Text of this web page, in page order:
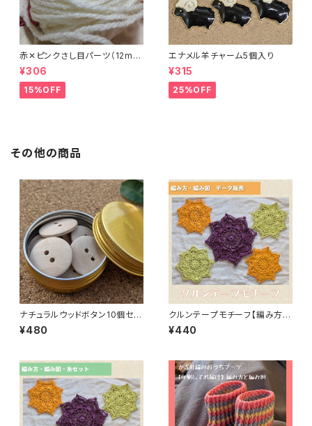
赤✕ピンクさし目パーツ（12m
m）（4個セット）
¥306
15%OFF
エナメル羊チャーム5個入り
¥315
25%OFF
その他の商品
ナチュラルウッドボタン10個セッ
ト缶ケース付き
¥480
クルンテープモチーフ【編み方・
編み図データ販売】
¥440